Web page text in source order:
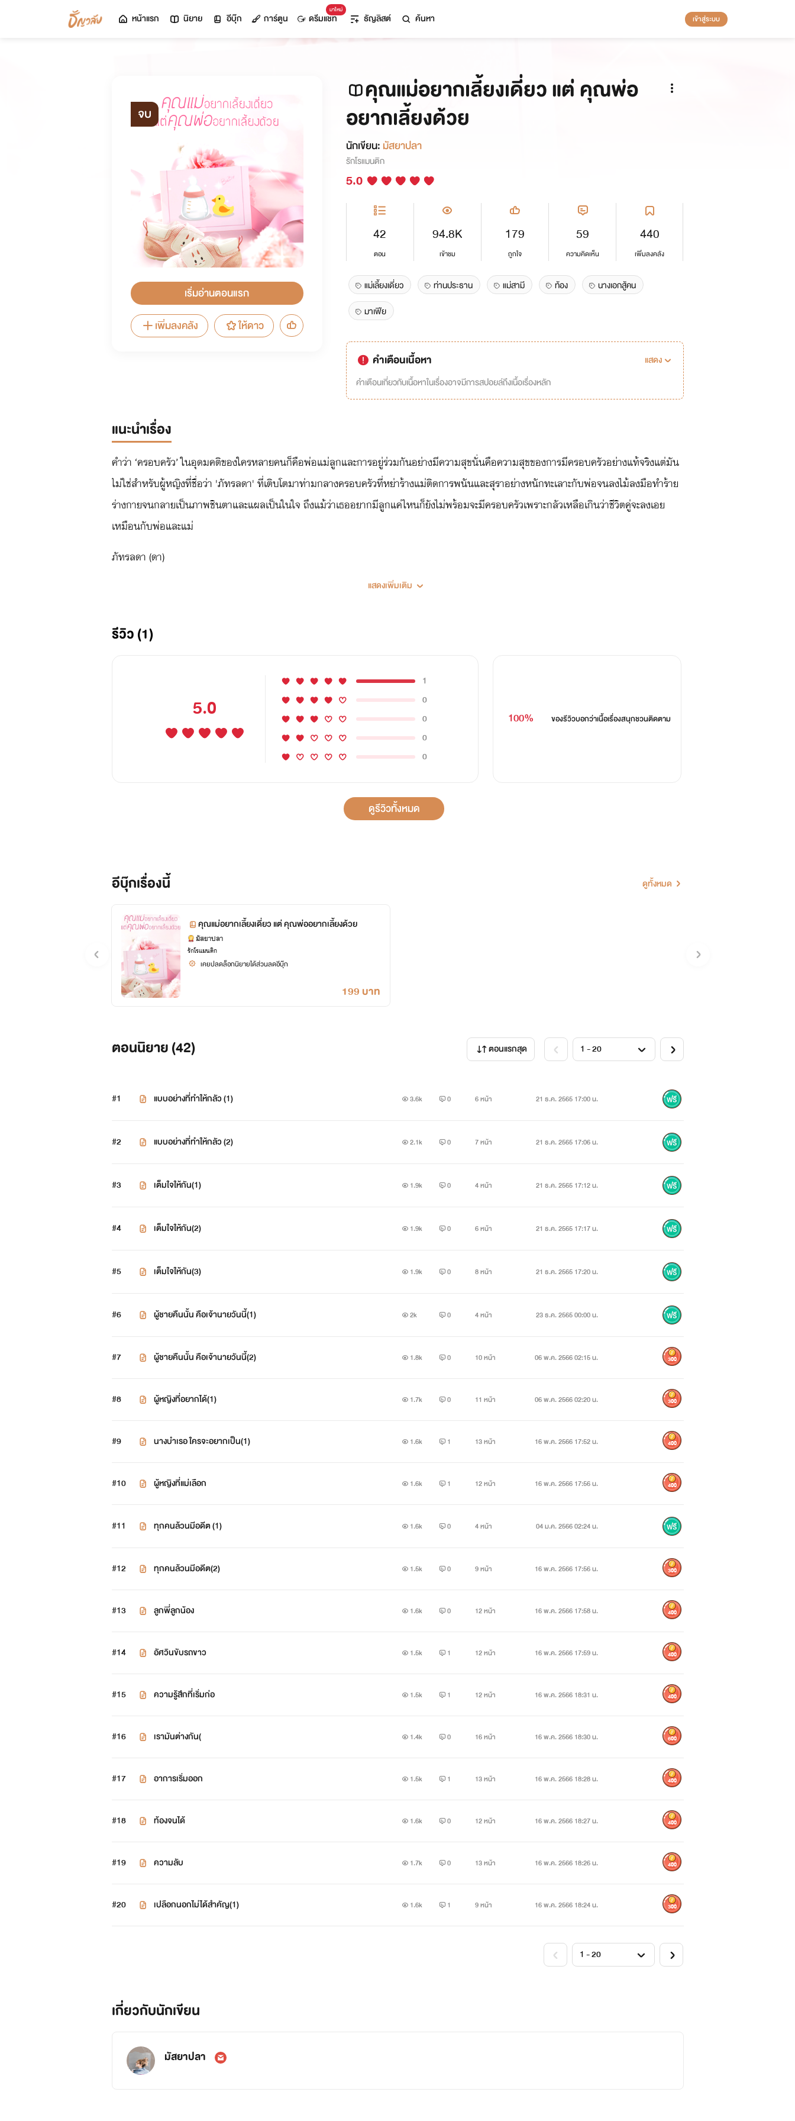
หน้าแรก นิยาย อีบุ๊ก การ์ตูน
มาใหม่
ดรีมแชท ธัญลิสต์ ค้นหา เข้าสู่ระบบ
จบ
เริ่มอ่านตอนแรก
เพิ่มลงคลัง
ให้ดาว
คุณแม่อยากเลี้ยงเดี่ยว แต่ คุณพ่อ
อยากเลี้ยงด้วย
นักเขียน: มัสยาปลา
รักโรแมนติก
5.0
42
ตอน
94.8K
เข้าชม
179
ถูกใจ
59
ความคิดเห็น
440
เพิ่มลงคลัง
แม่เลี้ยงเดี่ยว ท่านประธาน แม่สามี ท้อง
นางเอกสู้คน
มาเฟีย
คำเตือนเนื้อหา
แสดง
คำเตือนเกี่ยวกับเนื้อหาในเรื่องอาจมีการสปอยล์ถึงเนื้อเรื่องหลัก
แนะนำเรื่อง
คำว่า ‘ครอบครัว’ ในอุดมคติของใครหลายคนก็คือพ่อแม่ลูกและการอยู่ร่วมกันอย่างมีความสุขนั่นคือความสุขของการมีครอบครัวอย่างแท้จริงแต่มัน
ไม่ใช่สำหรับผู้หญิงที่ชื่อว่า 'ภัทรลดา' ที่เติบโตมาท่ามกลางครอบครัวที่หย่าร้างแม่ติดการพนันและสุราอย่างหนักทะเลาะกับพ่อจนลงไม้ลงมือทำร้าย
ร่างกายจนกลายเป็นภาพชินตาและแผลเป็นในใจ ถึงแม้ว่าเธออยากมีลูกแค่ไหนก็ยังไม่พร้อมจะมีครอบครัวเพราะกลัวเหลือเกินว่าชีวิตคู่จะลงเอย
เหมือนกับพ่อและแม่
ภัทรลดา (ดา)
หญฺิงสาวหน้าตาสะสวยพนักงานบริษัทประกันภัยอันดับต้น ๆ ของประเทศ ยอมสละพรหมจารีย์ตัวเองกับผู้ชายแปลกหน้าที่เจอกันในผับเพราะอยากมี
เจ้าของบริษัทที่ตัวเองทำงานอยู่
ดื่มย้อมใจในผับ ความโชคดีเข้าทางเมื่อผู้หญิงที่เขาแอบมองเพราะสนใจดันมาอ่อยจนลงเอยที่เตียงจะเป็นสาวบริสุทธิ์ที่เขาได้เป็นผู้ชายคนแรกแถมยัง
ทิ้งให้เขานอนเดียวดายเมื่อเสร็จกิจโดยทิ้งเพียงแค่ช่องทางติดต่อไว้เท่านั้น
แสดงเพิ่มเติม
รีวิว (1)
5.0
1
0
0
0
0
100% ของรีวิวบอกว่าเนื้อเรื่องสนุกชวนติดตาม
ดูรีวิวทั้งหมด
อีบุ๊กเรื่องนี้ ดูทั้งหมด
คุณแม่อยากเลี้ยงเดี่ยว แต่ คุณพ่ออยากเลี้ยงด้วย
มัสยาปลา
รักโรแมนติก
เคยปลดล็อกนิยายได้ส่วนลดอีบุ๊ก
199 บาท
ตอนนิยาย (42) ตอนแรกสุด
#1 แบบอย่างที่ทำให้กลัว (1) 3.6k 0 6 หน้า 21 ธ.ค. 2565 17:00 น.
#2 แบบอย่างที่ทำให้กลัว (2) 2.1k 0 7 หน้า 21 ธ.ค. 2565 17:06 น.
#3 เต็มใจให้กัน(1) 1.9k 0 4 หน้า 21 ธ.ค. 2565 17:12 น.
#4 เต็มใจให้กัน(2) 1.9k 0 6 หน้า 21 ธ.ค. 2565 17:17 น.
#5 เต็มใจให้กัน(3) 1.9k 0 8 หน้า 21 ธ.ค. 2565 17:20 น.
#6 ผู้ชายคืนนั้น คือเจ้านายวันนี้(1) 2k 0 4 หน้า 23 ธ.ค. 2565 00:00 น.
#7 ผู้ชายคืนนั้น คือเจ้านายวันนี้(2) 1.8k 0 10 หน้า 06 พ.ค. 2566 02:15 น. 300
#8 ผู้หญิงที่อยากได้(1) 1.7k 0 11 หน้า 06 พ.ค. 2566 02:20 น. 300
#9 นางบำเรอ ใครจะอยากเป็น(1) 1.6k 1 13 หน้า 16 พ.ค. 2566 17:52 น. 400
#10 ผู้หญิงที่แม่เลือก 1.6k 1 12 หน้า 16 พ.ค. 2566 17:56 น. 400
#11 ทุกคนล้วนมีอดีต (1) 1.6k 0 4 หน้า 04 ม.ค. 2566 02:24 น.
#12 ทุกคนล้วนมีอดีต(2) 1.5k 0 9 หน้า 16 พ.ค. 2566 17:56 น. 300
#13 ลูกพี่ลูกน้อง 1.6k 0 12 หน้า 16 พ.ค. 2566 17:58 น. 400
#14 อัศวินขับรถขาว 1.5k 1 12 หน้า 16 พ.ค. 2566 17:59 น. 400
#15 ความรู้สึกที่เริ่มก่อ 1.5k 1 12 หน้า 16 พ.ค. 2566 18:31 น. 400
#16 เรามันต่างกัน( 1.4k 0 16 หน้า 16 พ.ค. 2566 18:30 น. 600
#17 อาการเริ่มออก 1.5k 1 13 หน้า 16 พ.ค. 2566 18:28 น. 400
#18 ท้องจนได้ 1.6k 0 12 หน้า 16 พ.ค. 2566 18:27 น. 400
#19 ความลับ 1.7k 0 13 หน้า 16 พ.ค. 2566 18:26 น. 400
#20 เปลือกนอกไม่ได้สำคัญ(1) 1.6k 1 9 หน้า 16 พ.ค. 2566 18:24 น. 300
เกี่ยวกับนักเขียน
มัสยาปลา